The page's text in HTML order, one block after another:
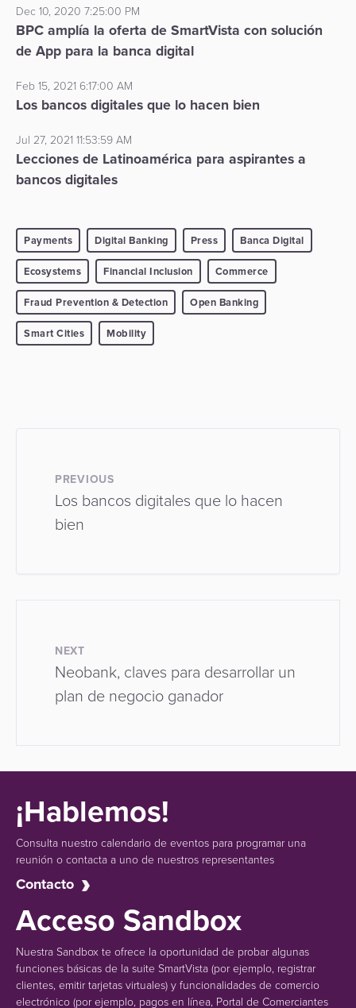
Dec 10, 2020 7:25:00 PM
BPC amplía la oferta de SmartVista con solución
de App para la banca digital
Feb 15, 2021 6:17:00 AM
Los bancos digitales que lo hacen bien
Jul 27, 2021 11:53:59 AM
Lecciones de Latinoamérica para aspirantes a
bancos digitales
Payments Digital Banking Press Banca Digital
Ecosystems Financial Inclusion Commerce
Fraud Prevention & Detection Open Banking
Smart Cities Mobility
PREVIOUS
Los bancos digitales que lo hacen
bien
NEXT
Neobank, claves para desarrollar un
plan de negocio ganador
¡Hablemos!
Consulta nuestro calendario de eventos para programar una
reunión o contacta a uno de nuestros representantes
Contacto
Acceso Sandbox
Nuestra Sandbox te ofrece la oportunidad de probar algunas
funciones básicas de la suite SmartVista (por ejemplo, registrar
clientes, emitir tarjetas virtuales) y funcionalidades de comercio
electrónico (por ejemplo, pagos en línea, Portal de Comerciantes